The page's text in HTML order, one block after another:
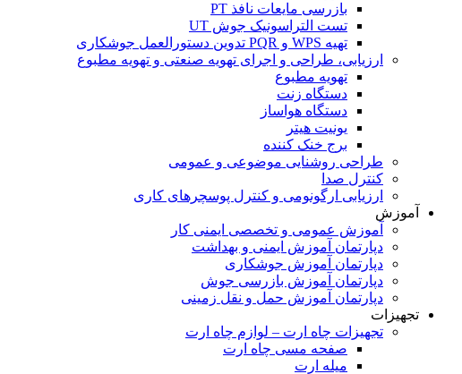
بازرسی مایعات نافذ PT
تست التراسونیک جوش UT
تهیه WPS و PQR تدوین دستورالعمل جوشکاری
ارزیابی، طراحی و اجرای تهویه صنعتی و تهویه مطبوع
تهویه مطبوع
دستگاه زنت
دستگاه هواساز
یونیت هیتر
برج خنک کننده
طراحی روشنایی موضوعی و عمومی
کنترل صدا
ارزیابی ارگونومی و کنترل پوسچرهای کاری
آموزش
آموزش عمومی و تخصصی ایمنی کار
دپارتمان آموزش ایمنی و بهداشت
دپارتمان آموزش جوشکاری
دپارتمان آموزش بازرسی جوش
دپارتمان آموزش حمل و نقل زمینی
تجهیزات
تجهیزات چاه ارت – لوازم چاه ارت
صفحه مسی چاه ارت
میله ارت